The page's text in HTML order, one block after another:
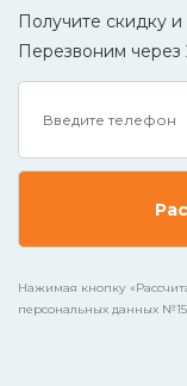
Получите скидку
Перезвоним через
Нажимая кнопку
персональных данных